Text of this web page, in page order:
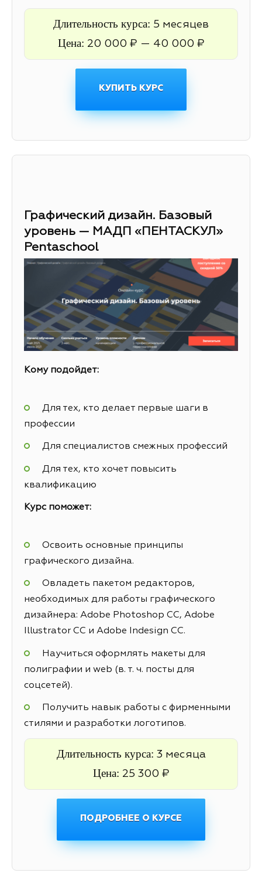
Длительность курса: 5 месяцев
Цена: 20 000 ₽ — 40 000 ₽
КУПИТЬ КУРС
Графический дизайн. Базовый
уровень — МАДП «ПЕНТАСКУЛ»
Pentaschool
Кому подойдет:
Для тех, кто делает первые шаги в
профессии
Для специалистов смежных профессий
Для тех, кто хочет повысить
квалификацию
Курс поможет:
Освоить основные принципы
графического дизайна.
Овладеть пакетом редакторов,
необходимых для работы графического
дизайнера: Adobe Photoshop CC, Adobe
Illustrator CC и Adobe Indesign CC.
Научиться оформлять макеты для
полиграфии и web (в. т. ч. посты для
соцсетей).
Получить навык работы с фирменными
стилями и разработки логотипов.
Длительность курса: 3 месяца
Цена: 25 300 ₽
ПОДРОБНЕЕ О КУРСЕ